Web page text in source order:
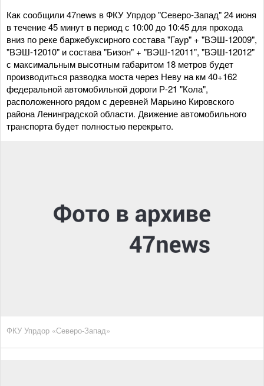
Как сообщили 47news в ФКУ Упрдор "Северо-Запад" 24 июня
в течение 45 минут в период с 10:00 до 10:45 для прохода
вниз по реке баржебуксирного состава "Гаур" + "ВЭШ-12009",
"ВЭШ-12010" и состава "Бизон" + "ВЭШ-12011", "ВЭШ-12012"
с максимальным высотным габаритом 18 метров будет
производиться разводка моста через Неву на км 40+162
федеральной автомобильной дороги Р-21 "Кола",
расположенного рядом с деревней Марьино Кировского
района Ленинградской области. Движение автомобильного
транспорта будет полностью перекрыто.
ФКУ Упрдор «Северо-Запад»